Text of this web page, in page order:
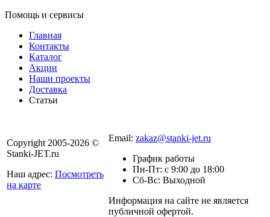
Помощь и сервисы
Главная
Контакты
Каталог
Акции
Наши проекты
Доставка
Статьи
Copyright 2005-2026 ©
Stanki-JET.ru
Наш адрес: Посмотреть
на карте
Email: zakaz@stanki-jet.ru
График работы
Пн-Пт: с 9:00 до 18:00
Сб-Вс: Выходной
Информация на сайте не является
публичной офертой.